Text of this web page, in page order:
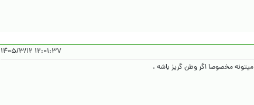
۱۲:۰۱:۳۷ ۱۴۰۵/۳/۱۲
مخصوصا اگر وطن گریز باشه .